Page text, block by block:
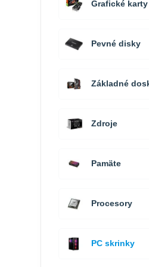
Grafické karty
Pevné disky
Základné
Zdroje
Pamäte
Procesory
PC skrinky